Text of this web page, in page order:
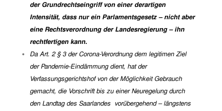
der Grundrechtseingriff von einer derartigen
Intensität, dass nur ein Parlamentsgesetz – nicht aber
eine Rechtsverordnung der Landesregierung – ihn
rechtfertigen kann.
Da Art. 2 § 3 der Corona-Verordnung dem legitimen Ziel
der Pandemie-Eindämmung dient, hat der
Verfassungsgerichtshof von der Möglichkeit Gebrauch
gemacht, die Vorschrift bis zu einer Neuregelung durch
den Landtag des Saarlandes vorübergehend – längstens